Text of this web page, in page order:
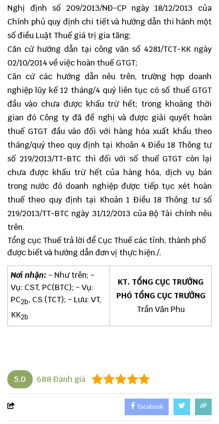
Nghị định số 209/2013/NĐ-CP ngày 18/12/2013 của
Chính phủ quy định chi tiết và hướng dẫn thi hành một
số điều Luật Thuế giá trị gia tăng;
Căn cứ hướng dẫn tại công văn số 4281/TCT-KK ngày
02/10/2014 về việc hoàn thuế GTGT;
Căn cứ các hướng dẫn nêu trên, trường hợp doanh
nghiệp lũy kế 12 tháng/4 quý liên tục có số thuế GTGT
đầu vào chưa được khấu trừ hết; trong khoảng thời
gian đó Công ty đã đề nghị và được giải quyết hoàn
thuế GTGT đầu vào đối với hàng hóa xuất khẩu theo
tháng/quý theo quy định tại Khoản 4 Điều 18 Thông tư
số 219/2013/TT-BTC thì đối với số thuế GTGT còn lại
chưa được khấu trừ hết của hàng hóa, dịch vụ bán
trong nước đó doanh nghiệp được tiếp tục xét hoàn
thuế theo quy định tại Khoản 1 Điều 18 Thông tư số
219/2013/TT-BTC ngày 31/12/2013 của Bộ Tài chính nêu
trên.
Tổng cục Thuế trả lời để Cục Thuế các tỉnh, thành phố
được biết và hướng dẫn đơn vị thực hiện./.
Nơi nhận: - Như trên; -
Vụ: CST, PC(BTC); - Vụ:
PC2b, CS (TCT); - Lưu: VT,
KK2b
KT. TỔNG CỤC TRƯỞNG
PHÓ TỔNG CỤC TRƯỞNG
Trần Văn Phu
5.0 688 Đánh giá
facebook